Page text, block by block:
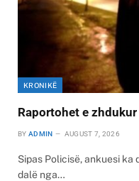
KRONIKË
Raportohet e
BY ADMIN AUGUST 7, 2026
Sipas Policisë, ankuesi ka
dalë nga…